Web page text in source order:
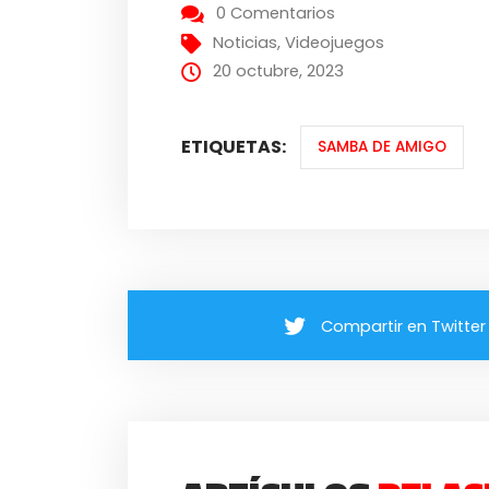
0 Comentarios
Noticias,Videojuegos
20 octubre, 2023
ETIQUETAS: SAMBA DE AMIGO
Compartir en Twitter